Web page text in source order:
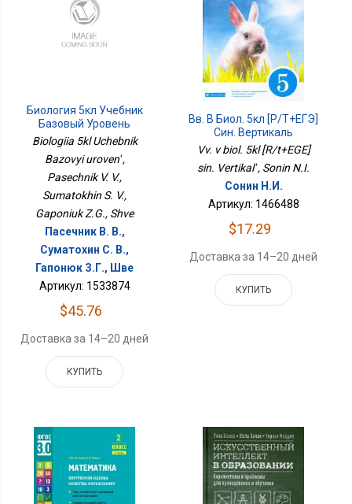
Биология 5кл Учебник
Базовый Уровень
Biologiia 5kl Uchebnik
Bazovyi uroven' ,
Pasechnik V. V.,
Sumatokhin S. V.,
Gaponiuk Z.G., Shve
Пасечник В. В.,
Суматохин С. В.,
Гапонюк З.Г., Шве
Артикул: 1533874
$45.76
Доставка за 14–20 дней
КУПИТЬ
Вв. В Биол. 5кл [Р/т+ЕГЭ]
Син. Вертикаль
Vv. v biol. 5kl [R/t+EGE]
sin. Vertikal' , Sonin N.I.
Сонин Н.И.
Артикул: 1466488
$17.29
Доставка за 14–20 дней
КУПИТЬ